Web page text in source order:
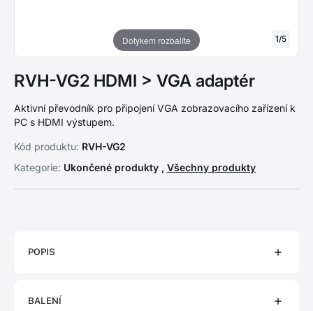
Dotykem rozbalíte 1/5
RVH-VG2 HDMI > VGA adaptér
Aktivní převodník pro připojení VGA zobrazovacího zařízení k
PC s HDMI výstupem.
Kód produktu: RVH-VG2
Kategorie: Ukončené produkty , Všechny produkty
POPIS
BALENÍ